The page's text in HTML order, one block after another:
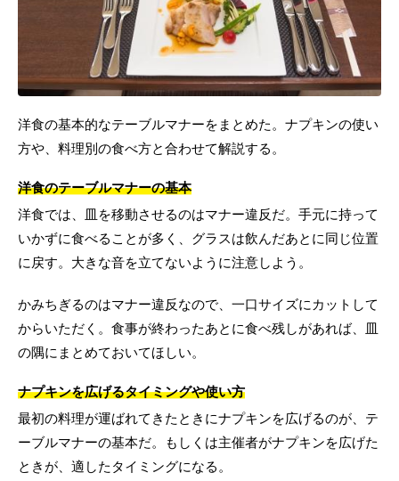
洋食の基本的なテーブルマナーをまとめた。ナプキンの使い
方や、料理別の食べ方と合わせて解説する。
洋食のテーブルマナーの基本
洋食では、皿を移動させるのはマナー違反だ。手元に持って
いかずに食べることが多く、グラスは飲んだあとに同じ位置
に戻す。大きな音を立てないように注意しよう。
かみちぎるのはマナー違反なので、一口サイズにカットして
からいただく。食事が終わったあとに食べ残しがあれば、皿
の隅にまとめておいてほしい。
ナプキンを広げるタイミングや使い方
最初の料理が運ばれてきたときにナプキンを広げるのが、テ
ーブルマナーの基本だ。もしくは主催者がナプキンを広げた
ときが、適したタイミングになる。